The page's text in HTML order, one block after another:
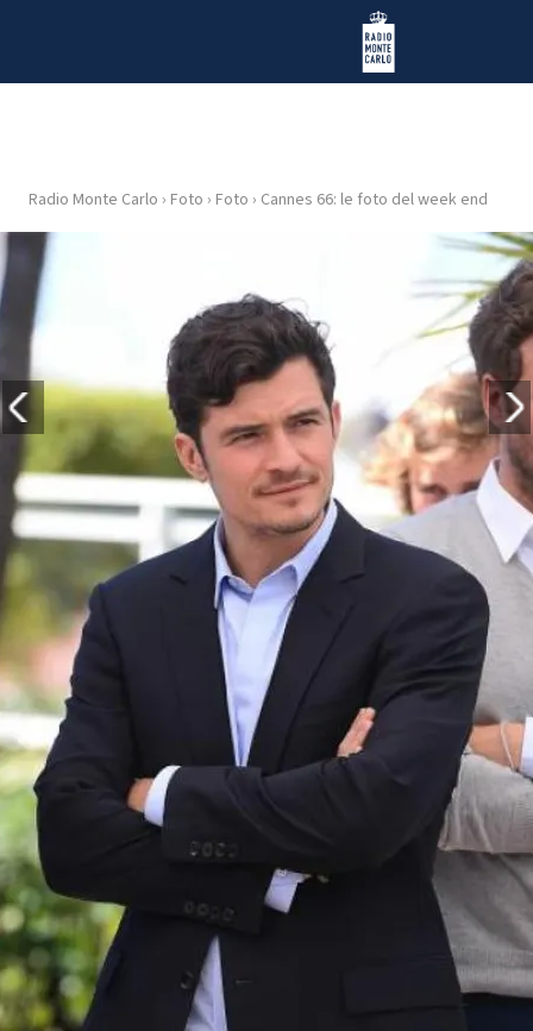
Radio Monte Carlo
HOME
RADIO
WEB
RADIO
PLAYLIST
NEWS
FOTO
CONCORSI
EVENTI
VIDEO
TV
PRINCIPATO
DI
MONACO
Radio Monte Carlo › Foto › Foto › Cannes 66: le foto del week end